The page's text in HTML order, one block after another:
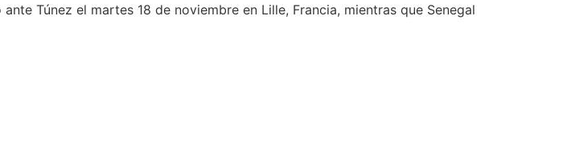
Túnez el martes 18 de noviembre en Lille, Francia, mientras que Senegal